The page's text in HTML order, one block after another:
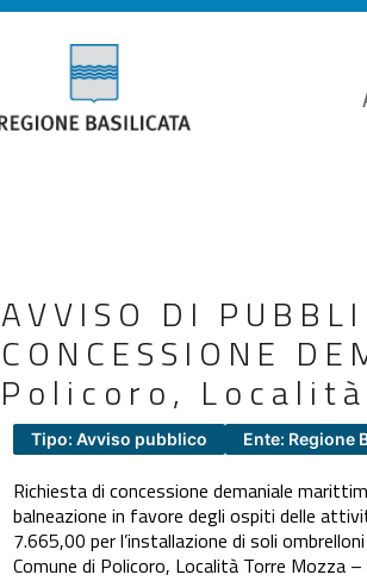
AVVISO DI
CONCESSIONE
Policoro,
Tipo: Avviso pubblico Ente: Regione
Richiesta di concessione demaniale
balneazione in favore degli ospiti delle
7.665,00 per l’installazione di soli
Comune di Policoro, Località Torre Mozza